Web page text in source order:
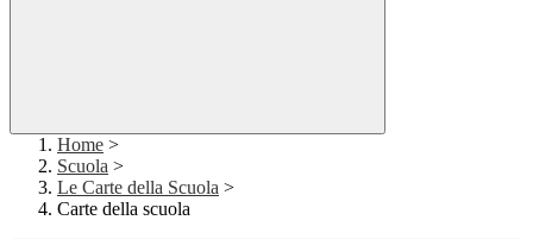
Home >
Scuola >
Le Carte della Scuola >
Carte della scuola